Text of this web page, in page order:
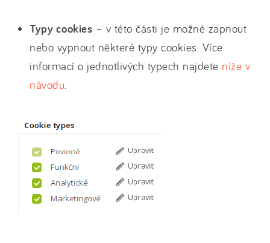
Typy cookies – v této části je možné zapnout
nebo vypnout některé typy cookies. Více
informací o jednotlivých typech najdete níže v
návodu.